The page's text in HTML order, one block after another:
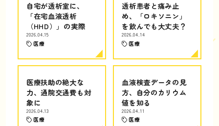
自宅が透析室に、
「在宅血液透析
（HHD）」の実際
2026.04.15
医療
透析患者と痛み止
め、「ロキソニン」
を飲んでも大丈夫？
2026.04.14
医療
医療扶助の絶大な
力、通院交通費も対
象に
2026.04.13
医療
血液検査データの見
方、自分のカリウム
値を知る
2026.04.11
医療